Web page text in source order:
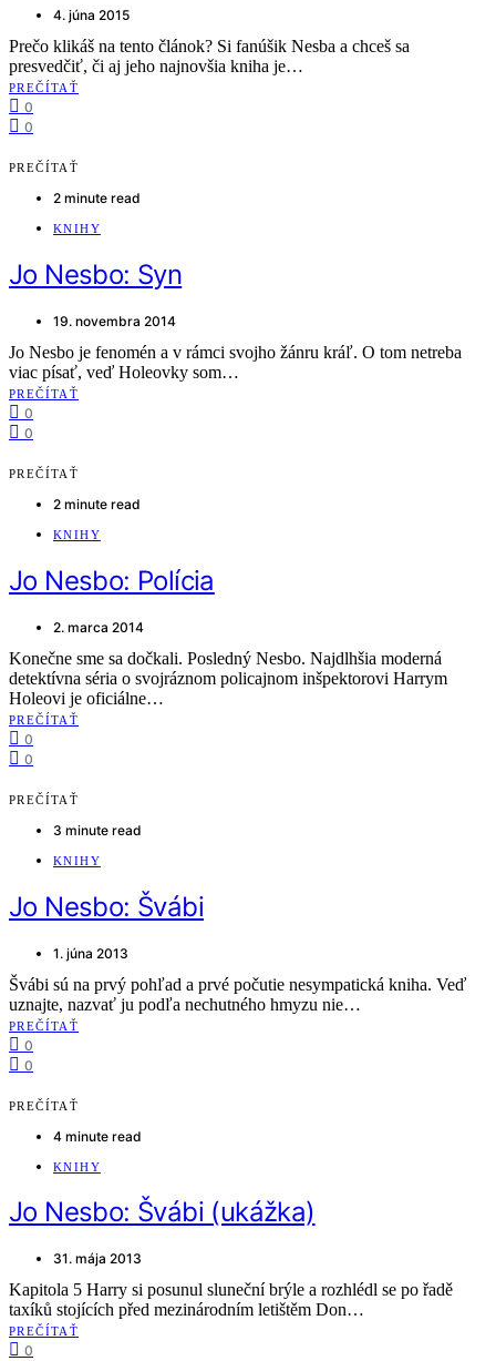
4. júna 2015
Prečo klikáš na tento článok? Si fanúšik Nesba a chceš sa
presvedčiť, či aj jeho najnovšia kniha je…
PREČÍTAŤ
0
0
PREČÍTAŤ
2 minute read
KNIHY
Jo Nesbo: Syn
19. novembra 2014
Jo Nesbo je fenomén a v rámci svojho žánru kráľ. O tom netreba
viac písať, veď Holeovky som…
PREČÍTAŤ
0
0
PREČÍTAŤ
2 minute read
KNIHY
Jo Nesbo: Polícia
2. marca 2014
Konečne sme sa dočkali. Posledný Nesbo. Najdlhšia moderná
detektívna séria o svojráznom policajnom inšpektorovi Harrym
Holeovi je oficiálne…
PREČÍTAŤ
0
0
PREČÍTAŤ
3 minute read
KNIHY
Jo Nesbo: Švábi
1. júna 2013
Švábi sú na prvý pohľad a prvé počutie nesympatická kniha. Veď
uznajte, nazvať ju podľa nechutného hmyzu nie…
PREČÍTAŤ
0
0
PREČÍTAŤ
4 minute read
KNIHY
Jo Nesbo: Švábi (ukážka)
31. mája 2013
Kapitola 5 Harry si posunul sluneční brýle a rozhlédl se po řadě
taxíků stojících před mezinárodním letištěm Don…
PREČÍTAŤ
0